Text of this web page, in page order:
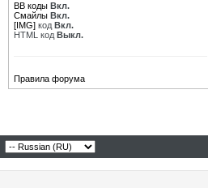
BB коды Вкл.
Смайлы Вкл.
[IMG] код Вкл.
HTML код Выкл.
Правила форума